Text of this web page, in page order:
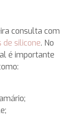
consulta com
de silicone. No
é importante